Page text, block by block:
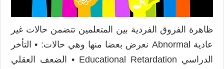
ظاهرة الفروق الفردية بين المتعلمين تتضمن حالات غير
عادية Abnormal نعرض بعضا منها وهي حالات: • التأخر
الدراسي Educational Retardation • الضعف العقلي